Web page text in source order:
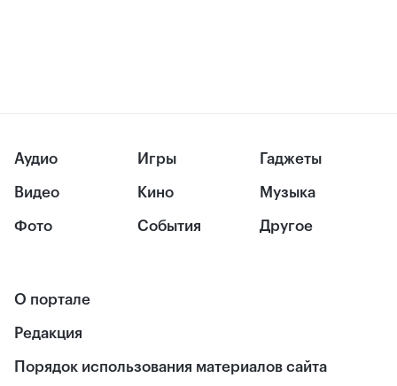
Аудио
Видео
Фото
Игры
Кино
События
Гаджеты
Музыка
Другое
О портале
Редакция
Порядок использования материалов сайта